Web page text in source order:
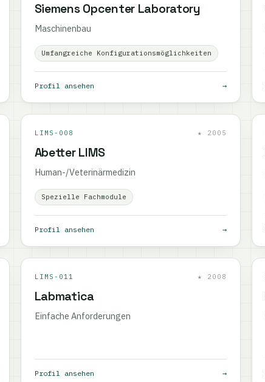
Siemens Opcenter Laboratory
Maschinenbau
Umfangreiche Konfigurationsmöglichkeiten
Profil ansehen →
LIMS-008 ★ 2005
Abetter LIMS
Human-/Veterinärmedizin
Spezielle Fachmodule
Profil ansehen →
LIMS-011 ★ 2008
Labmatica
Einfache Anforderungen
Profil ansehen →